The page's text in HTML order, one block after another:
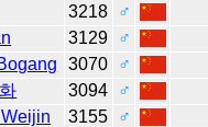
3218
♂
3129
♂
3070
♂
3094
♂
3155
♂